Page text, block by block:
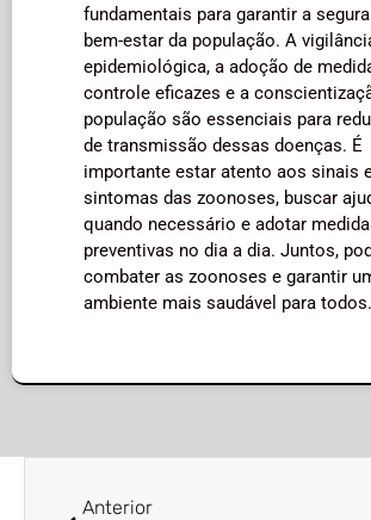
fundamentais para garantir a
bem-estar da população. A
epidemiológica, a adoção de
controle eficazes e a
população são essenciais para
de transmissão dessas doenças. É
importante estar atento aos sinais
sintomas das zoonoses, buscar
quando necessário e adotar
preventivas no dia a dia. Juntos,
combater as zoonoses e garantir
ambiente mais saudável para todos.
Anterior